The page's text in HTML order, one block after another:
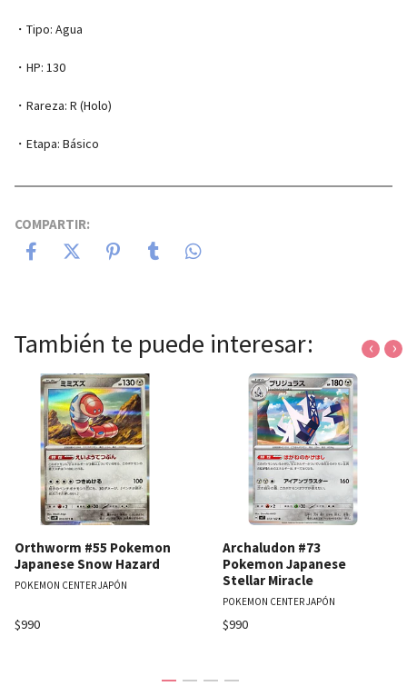
・Tipo: Agua
・HP: 130
・Rareza: R (Holo)
・Etapa: Básico
COMPARTIR:
También te puede interesar:
Orthworm #55 Pokemon
Japanese Snow Hazard
POKEMON CENTER JAPÓN
$990
Archaludon #73
Pokemon Japanese
Stellar Miracle
POKEMON CENTER JAPÓN
$990
‹ ›